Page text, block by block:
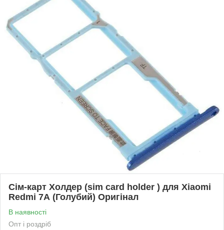
Сім-карт Холдер (sim card holder ) для Xiaomi
Redmi 7A (Голубий) Оригінал
В наявності
Опт і роздріб